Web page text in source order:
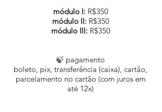
módulo I:R$350
módulo II:R$350
módulo III: R$350
🍃 pagamento
boleto, pix, transferência (caixa), cartão,
parcelamento no cartão (com juros em
até 12x)